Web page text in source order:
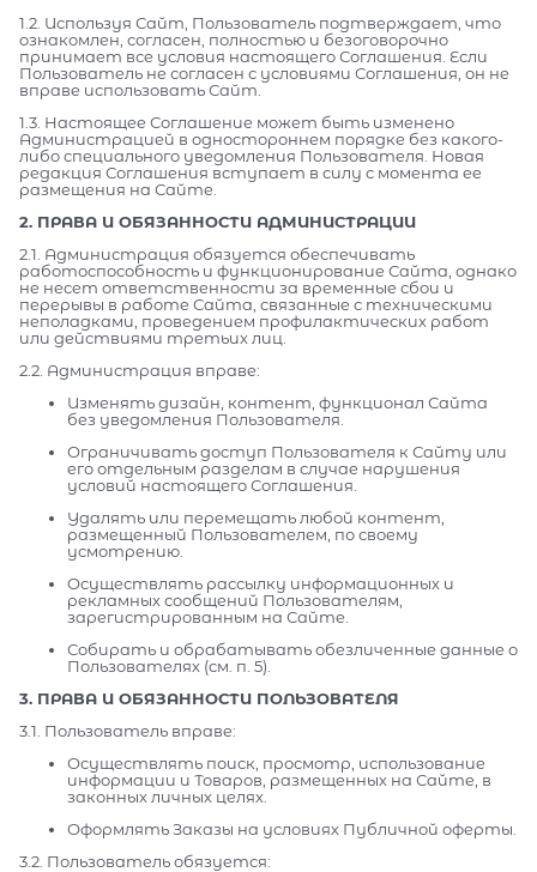
1.2. Используя Сайт, Пользователь подтверждает, что
ознакомлен, согласен, полностью и безоговорочно
принимает все условия настоящего Соглашения. Если
Пользователь не согласен с условиями Соглашения, он не
вправе использовать Сайт.
1.3. Настоящее Соглашение может быть изменено
Администрацией в одностороннем порядке без какого-
либо специального уведомления Пользователя. Новая
редакция Соглашения вступает в силу с момента ее
размещения на Сайте.
2. ПРАВА И ОБЯЗАННОСТИ АДМИНИСТРАЦИИ
2.1. Администрация обязуется обеспечивать
работоспособность и функционирование Сайта, однако
не несет ответственности за временные сбои и
перерывы в работе Сайта, связанные с техническими
неполадками, проведением профилактических работ
или действиями третьих лиц.
2.2. Администрация вправе:
Изменять дизайн, контент, функционал Сайта
без уведомления Пользователя.
Ограничивать доступ Пользователя к Сайту или
его отдельным разделам в случае нарушения
условий настоящего Соглашения.
Удалять или перемещать любой контент,
размещенный Пользователем, по своему
усмотрению.
Осуществлять рассылку информационных и
рекламных сообщений Пользователям,
зарегистрированным на Сайте.
Собирать и обрабатывать обезличенные данные о
Пользователях (см. п. 5).
3. ПРАВА И ОБЯЗАННОСТИ ПОЛЬЗОВАТЕЛЯ
3.1. Пользователь вправе:
Осуществлять поиск, просмотр, использование
информации и Товаров, размещенных на Сайте, в
законных личных целях.
Оформлять Заказы на условиях Публичной оферты.
3.2. Пользователь обязуется: